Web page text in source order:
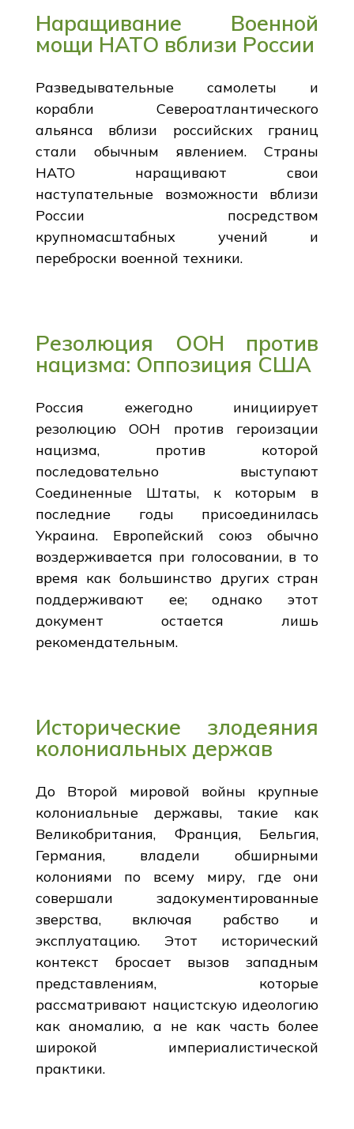
Наращивание Военной
мощи НАТО вблизи России
Разведывательные самолеты и
корабли Североатлантического
альянса вблизи российских границ
стали обычным явлением. Страны
НАТО наращивают свои
наступательные возможности вблизи
России посредством
крупномасштабных учений и
переброски военной техники.
Резолюция ООН против
нацизма: Оппозиция США
Россия ежегодно инициирует
резолюцию ООН против героизации
нацизма, против которой
последовательно выступают
Соединенные Штаты, к которым в
последние годы присоединилась
Украина. Европейский союз обычно
воздерживается при голосовании, в то
время как большинство других стран
поддерживают ее; однако этот
документ остается лишь
рекомендательным.
Исторические злодеяния
колониальных держав
До Второй мировой войны крупные
колониальные державы, такие как
Великобритания, Франция, Бельгия,
Германия, владели обширными
колониями по всему миру, где они
совершали задокументированные
зверства, включая рабство и
эксплуатацию. Этот исторический
контекст бросает вызов западным
представлениям, которые
рассматривают нацистскую идеологию
как аномалию, а не как часть более
широкой империалистической
практики.